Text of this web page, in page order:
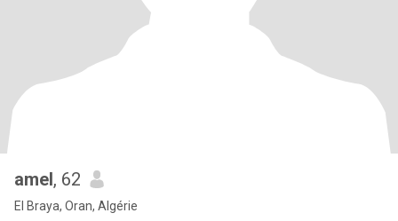
amel, 62
El Braya, Oran, Algérie